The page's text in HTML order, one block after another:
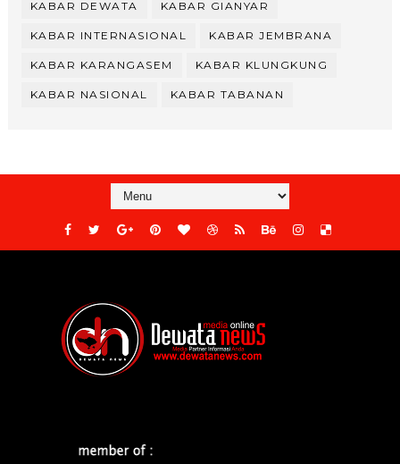
KABAR DEWATA KABAR GIANYAR
KABAR INTERNASIONAL KABAR JEMBRANA
KABAR KARANGASEM KABAR KLUNGKUNG
KABAR NASIONAL KABAR TABANAN